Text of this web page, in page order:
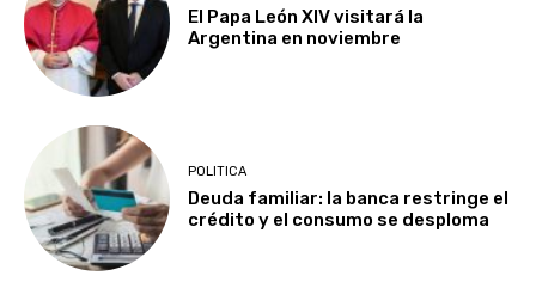
El Papa León XIV visitará la
Argentina en noviembre
POLITICA
Deuda familiar: la banca restringe el
crédito y el consumo se desploma